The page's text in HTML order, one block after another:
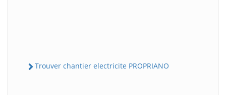
Trouver chantier electricite PROPRIANO